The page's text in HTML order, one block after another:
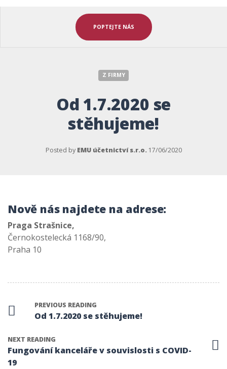
POPTEJTE NÁS
Z FIRMY
Od 1.7.2020 se
stěhujeme!
Posted by EMU účetnictví s.r.o. 17/06/2020
Nově nás najdete na adrese:
Praga Strašnice,
Černokostelecká 1168/90,
Praha 10
PREVIOUS READING
Od 1.7.2020 se stěhujeme!
NEXT READING
Fungování kanceláře v souvislosti s COVID-
19